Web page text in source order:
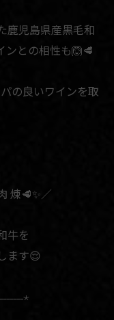
鹿児島県産黒毛和
ンとの相性も🙆🥩
の良いワインを取
煉🥩✨／
牛を
ます😌